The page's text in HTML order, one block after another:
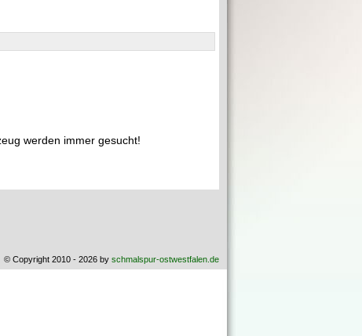
werden immer gesucht!
© Copyright 2010 - 2026 by schmalspur-ostwestfalen.de